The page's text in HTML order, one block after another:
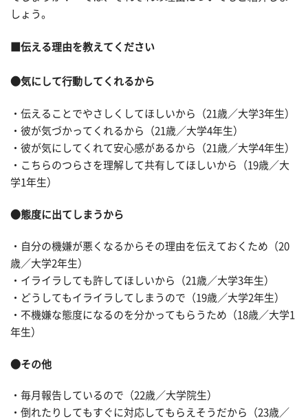
しょう。
■伝える理由を教えてください
●気にして行動してくれるから
・伝えることでやさしくしてほしいから（21歳／大学3年生）
・彼が気づかってくれるから（21歳／大学4年生）
・彼が気にしてくれて安心感があるから（21歳／大学4年生）
・こちらのつらさを理解して共有してほしいから（19歳／大
学1年生）
●態度に出てしまうから
・自分の機嫌が悪くなるからその理由を伝えておくため（20
歳／大学2年生）
・イライラしても許してほしいから（21歳／大学3年生）
・どうしてもイライラしてしまうので（19歳／大学2年生）
・不機嫌な態度になるのを分かってもらうため（18歳／大学1
年生）
●その他
・毎月報告しているので（22歳／大学院生）
・倒れたりしてもすぐに対応してもらえそうだから（23歳／